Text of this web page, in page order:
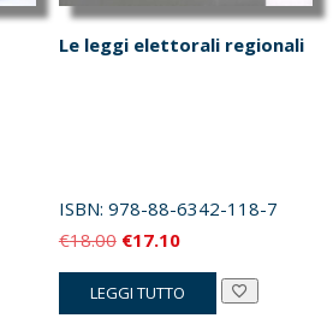
Le leggi elettorali regionali
ISBN: 978-88-6342-118-7
€18.00 Il
prezzo
originale
€17.10Il
prezzo
attuale
LEGGI TUTTO